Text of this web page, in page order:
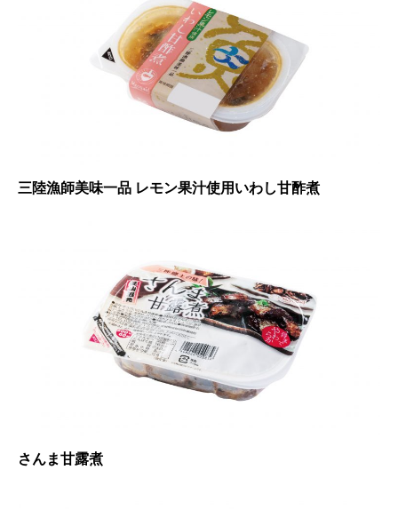
三陸漁師美味一品 レモン果汁使用いわし甘酢煮
さんま甘露煮